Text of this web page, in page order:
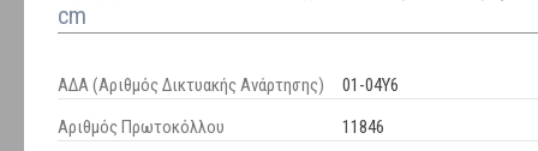
cm
ΑΔΑ (Αριθμός Δικτυακής Ανάρτησης)
01-04Υ6
Αριθμός Πρωτοκόλλου
11846